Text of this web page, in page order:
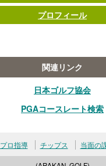
プロフィール
関連リンク
日本ゴルフ協会
PGAコースレート検索
プロ指導 チップス 当面の